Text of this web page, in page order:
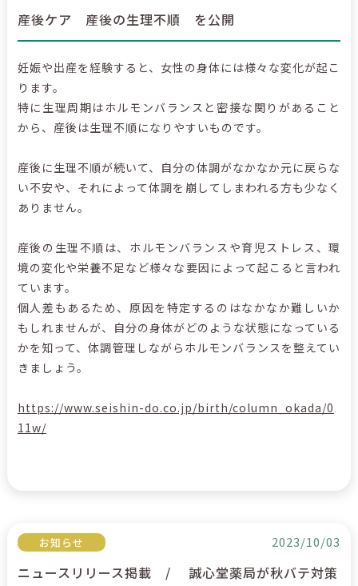
産後ケア 産後の生理不順 を公開
妊娠や出産を経験すると、女性の身体には様々な変化が起こ
ります。
特に生理周期はホルモンバランスと密接な関りがあること
から、産後は生理不順になりやすいものです。
産後に生理不順が続いて、自分の体調がなかなか元に戻らな
い不安や、それによって体調を崩してしまわれる方も少なく
ありません。
産後の生理不順は、ホルモンバランスや育児ストレス、環
境の変化や栄養不足など様々な要因によって起こると言われ
ています。
個人差もあるため、原因を特定するのはなかなか難しいか
もしれませんが、自分の身体がどのような状態になっている
かを知って、体調管理しながらホルモンバランスを整えてい
きましょう。
https://www.seishin-do.co.jp/birth/column_okada/0
11w/
お知らせ 2023/10/03
ニュースリリース掲載 / 誠心堂薬局が秋バテ対策